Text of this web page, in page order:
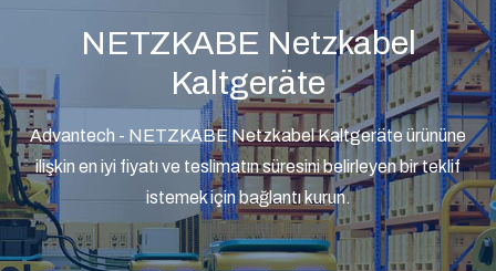
NETZKABE Netzkabel
Kaltgeräte
Advantech - NETZKABE Netzkabel Kaltgeräte ürününe
ilişkin en iyi fiyatı ve teslimatın süresini belirleyen bir teklif
istemek için bağlantı kurun.